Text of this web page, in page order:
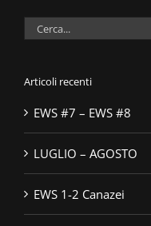
Cerca
Articoli recenti
EWS #7 – EWS #8
LUGLIO – AGOSTO
EWS 1-2 Canazei